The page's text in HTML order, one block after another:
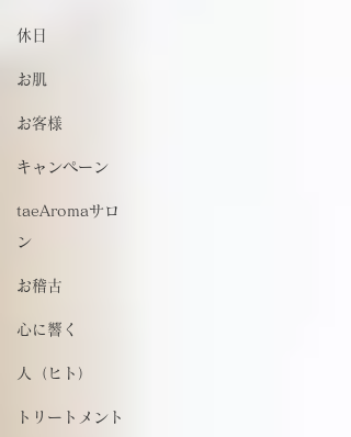
休日
お肌
お客様
キャンペーン
taeAromaサロ
ン
お稽古
心に響く
人（ヒト）
トリートメント